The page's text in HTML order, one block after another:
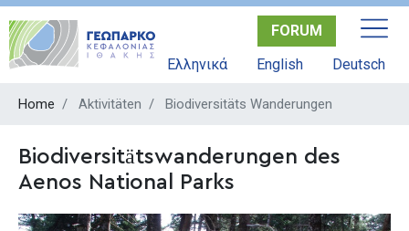
Skip
main
FORUM
Ελληνικά
English Deutsch
Home Aktivitäten Biodiversitäts Wanderungen
Biodiversitätswanderungen des
Aenos National Parks